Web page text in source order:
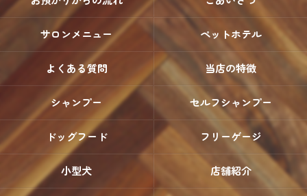
サロンメニュー ペットホテル
よくある質問 当店の特徴
シャンプー セルフシャンプー
ドッグフード フリーゲージ
小型犬 店舗紹介